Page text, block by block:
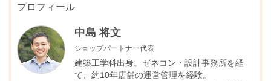
プロフィール
中島 将文
ショップパートナー代表
建築工学科出身。ゼネコン・設計事務所を経
て、約10年店舗の運営管理を経験。